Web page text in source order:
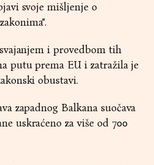
svoje mišljenje o
i provedbom tih
putu prema EU i zatražila je
obustavi.
zapadnog Balkana suočava
uskraćeno za više od 700